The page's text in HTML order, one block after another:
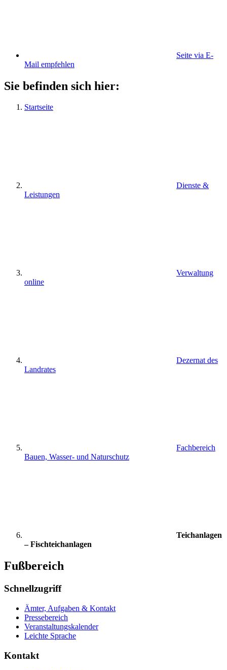
Seite via E-
Mail empfehlen
Sie befinden sich hier:
Startseite
Dienste &
Leistungen
Verwaltung
online
Dezernat des
Landrates
Fachbereich
Bauen, Wasser- und Naturschutz
Teichanlagen
– Fischteichanlagen
Fußbereich
Schnellzugriff
Ämter, Aufgaben & Kontakt
Pressebereich
Veranstaltungskalender
Leichte Sprache
Kontakt